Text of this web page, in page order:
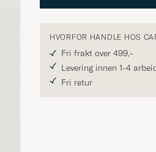
HVORFOR HANDLE HOS
Fri frakt over 499,-
Levering innen 1-4
Fri retur